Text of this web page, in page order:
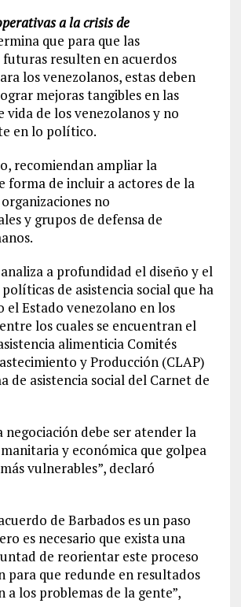
a la crisis de
que para que las
futuras resulten en acuerdos
los venezolanos, estas deben
mejoras tangibles en las
vida de los venezolanos y no
en lo político.
recomiendan ampliar la
forma de incluir a actores de la
no
y grupos de defensa de
a profundidad el diseño y el
de asistencia social que ha
Estado venezolano en los
los cuales se encuentran el
alimenticia Comités
y Producción (CLAP)
de asistencia social del Carnet de
negociación debe ser atender la
y económica que golpea
vulnerables”, declaró
de Barbados es un paso
es necesario que exista una
de reorientar este proceso
para que redunde en resultados
a los problemas de la gente”,